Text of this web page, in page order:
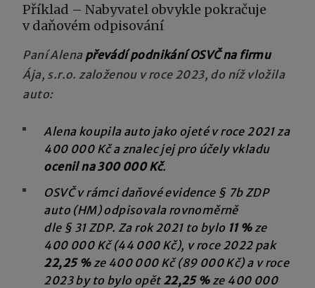
Příklad – Nabyvatel obvykle pokračuje
v daňovém odpisování
Paní Alena převádí podnikání OSVČ na firmu
Ája, s.r.o. založenou v roce 2023, do níž vložila
auto:
Alena koupila auto jako ojeté v roce 2021 za
400 000 Kč a znalec jej pro účely vkladu
ocenil na 300 000 Kč.
OSVČ v rámci daňové evidence § 7b ZDP
auto (HM) odpisovala rovnoměrně
dle § 31 ZDP. Za rok 2021 to bylo 11 % ze
400 000 Kč (44 000 Kč), v roce 2022 pak
22,25 %ze 400 000 Kč (89 000 Kč) a v roce
2023 by to bylo opět 22,25 %ze 400 000